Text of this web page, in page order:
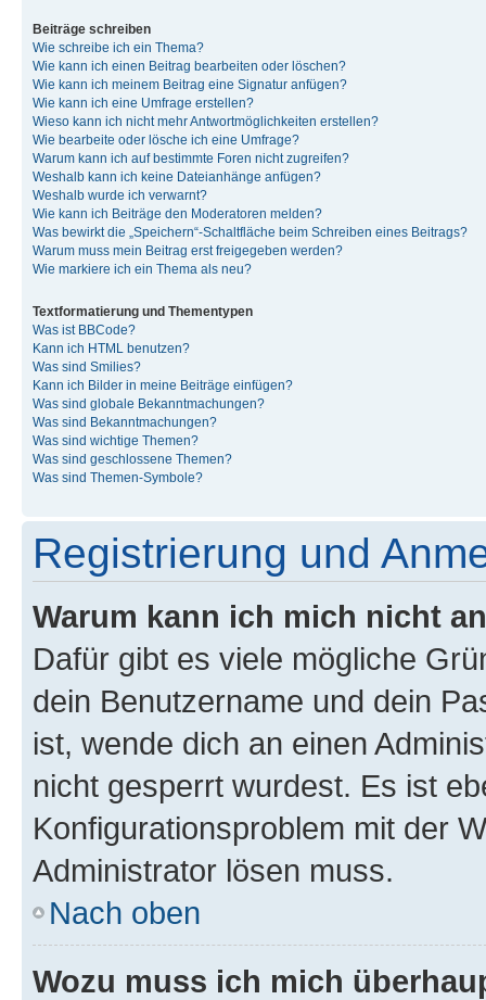
Beiträge schreiben
Wie schreibe ich ein Thema?
Wie kann ich einen Beitrag bearbeiten oder löschen?
Wie kann ich meinem Beitrag eine Signatur anfügen?
Wie kann ich eine Umfrage erstellen?
Wieso kann ich nicht mehr Antwortmöglichkeiten erstellen?
Wie bearbeite oder lösche ich eine Umfrage?
Warum kann ich auf bestimmte Foren nicht zugreifen?
Weshalb kann ich keine Dateianhänge anfügen?
Weshalb wurde ich verwarnt?
Wie kann ich Beiträge den Moderatoren melden?
Was bewirkt die „Speichern“-Schaltfläche beim Schreiben eines Beitrags?
Warum muss mein Beitrag erst freigegeben werden?
Wie markiere ich ein Thema als neu?
Textformatierung und Thementypen
Was ist BBCode?
Kann ich HTML benutzen?
Was sind Smilies?
Kann ich Bilder in meine Beiträge einfügen?
Was sind globale Bekanntmachungen?
Was sind Bekanntmachungen?
Was sind wichtige Themen?
Was sind geschlossene Themen?
Was sind Themen-Symbole?
Registrierung und
Warum kann ich mich nicht
Dafür gibt es viele mögliche
dein Benutzername und dein
ist, wende dich an einen
nicht gesperrt wurdest. Es ist
Konfigurationsproblem mit der
Administrator lösen muss.
Nach oben
Wozu muss ich mich